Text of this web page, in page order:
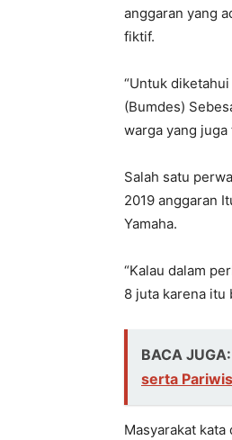
anggaran yang
fiktif.
“Untuk
(Bumdes)
warga yang
Salah satu
2019 anggaran
Yamaha.
“Kalau dalam
8 juta karena itu
BACA JUGA:
serta
Masyarakat